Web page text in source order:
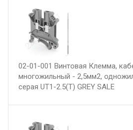
02-01-001 Винтовая Клемма,
многожильный - 2,5мм2,
серая UT1-2.5(T) GREY SALE